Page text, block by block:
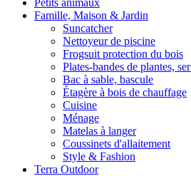
Petits animaux
Famille, Maison & Jardin
Suncatcher
Nettoyeur de piscine
Frogsuit protection du bois
Plates-bandes de plantes,
Bac à sable, bascule
Étagère à bois de chauffage
Cuisine
Ménage
Matelas à langer
Coussinets d'allaitement
Style & Fashion
Terra Outdoor